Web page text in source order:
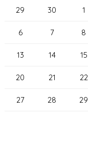
29 30 1
6 7 8
13 14 15
20 21 22
27 28 29